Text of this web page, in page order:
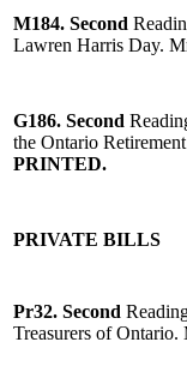
M184. Second
Lawren Harris Day.
G186. Second
the Ontario
PRINTED.
PRIVATE BILLS
Pr32. Second
Treasurers of